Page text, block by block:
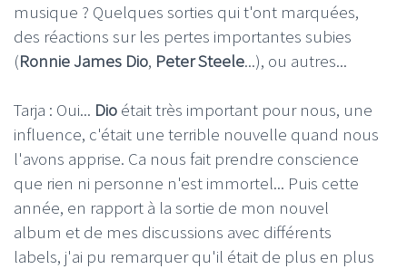
musique ? Quelques sorties qui t'ont marquées,
des réactions sur les pertes importantes subies
(Ronnie James Dio, Peter Steele...), ou autres...
Tarja : Oui... Dio était très important pour nous, une
influence, c'était une terrible nouvelle quand nous
l'avons apprise. Ca nous fait prendre conscience
que rien ni personne n'est immortel... Puis cette
année, en rapport à la sortie de mon nouvel
album et de mes discussions avec différents
labels, j'ai pu remarquer qu'il était de plus en plus